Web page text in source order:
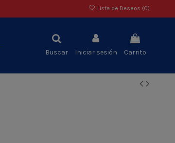
Lista de Deseos (0)
Buscar Iniciar sesión Carrito